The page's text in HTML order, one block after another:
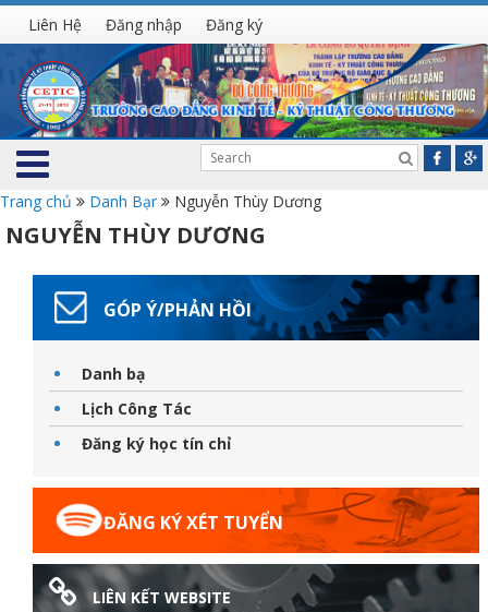
Liên Hệ Đăng nhập Đăng ký
Trang chủ Danh Bạr Nguyễn Thùy Dương
NGUYỄN THÙY DƯƠNG
GÓP Ý/PHẢN HỒI
Danh bạ
Lịch Công Tác
Đăng ký học tín chỉ
ĐĂNG KÝ XÉT TUYỂN
LIÊN KẾT WEBSITE